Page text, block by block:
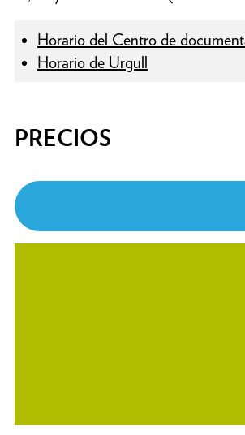
Horario del Centro de
Horario de Urgull
PRECIOS